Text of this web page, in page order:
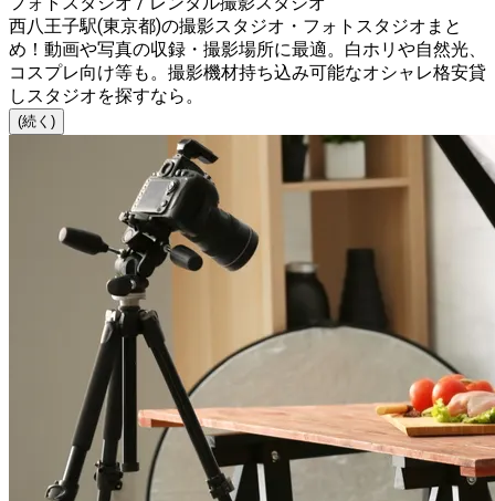
西八王子駅(東京都)の撮影スタジオ・フォトスタジオまと
め！動画や写真の収録・撮影場所に最適。白ホリや自然光、
コスプレ向け等も。撮影機材持ち込み可能なオシャレ格安貸
しスタジオを探すなら。
(続く)